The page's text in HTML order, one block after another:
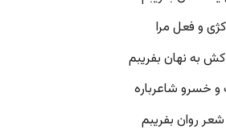
و فعل مرا
به نهان بفریبم
شاعرباره
روان بفریبم